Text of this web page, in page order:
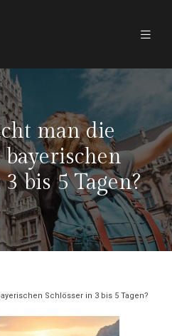
man die
bayerischen
bis 5 Tagen?
Schlösser in 3 bis 5 Tagen?